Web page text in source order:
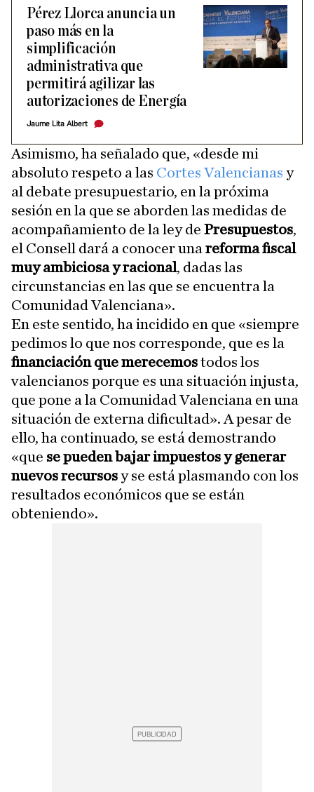
Pérez Llorca anuncia un
paso más en la
simplificación
administrativa que
permitirá agilizar las
autorizaciones de Energía
Jaume Lita Albert
Asimismo, ha señalado que, «desde mi
absoluto respeto a las Cortes Valencianas y
al debate presupuestario, en la próxima
sesión en la que se aborden las medidas de
acompañamiento de la ley de Presupuestos,
el Consell dará a conocer unareforma fiscal
muy ambiciosa y racional, dadas las
circunstancias en las que se encuentra la
Comunidad Valenciana».
En este sentido, ha incidido en que «siempre
pedimos lo que nos corresponde, que es la
financiación que merecemostodos los
valencianos porque es una situación injusta,
que pone a la Comunidad Valenciana en una
situación de externa dificultad». A pesar de
ello, ha continuado, se está demostrando
«que se pueden bajar impuestos y generar
nuevos recursosy se está plasmando con los
resultados económicos que se están
obteniendo».